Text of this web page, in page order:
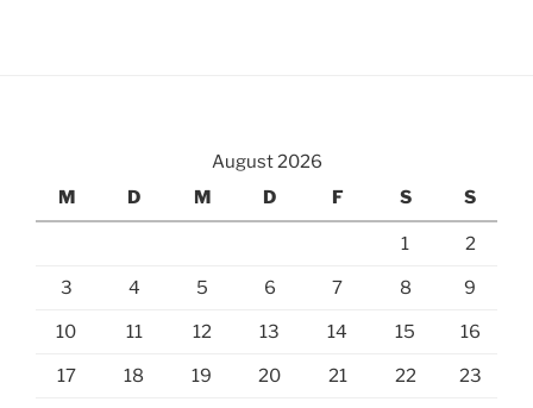
August 2026
M
D M D F S S
1 2
3 4 5 6 7 8 9
10 11 12 13 14 15 16
17 18 19 20 21 22 23